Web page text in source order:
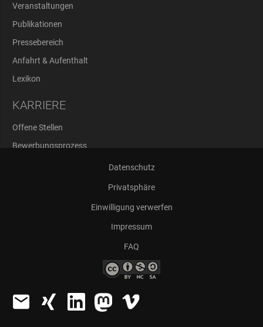
Veranstaltungen
Publikationen
Pressebereich
Anfahrt & Aufenthalt
Lexikon
KARRIERE
Offene Stellen
Bewerbungsprozess
Datenschutz
Privatsphäre
Einwilligung verwerfen
Impressum
FAQ